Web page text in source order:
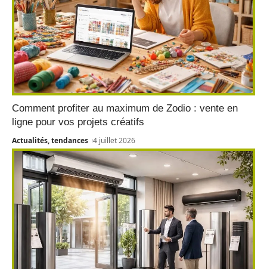
Comment profiter au maximum de Zodio : vente en
ligne pour vos projets créatifs
Actualités, tendances 4 juillet 2026